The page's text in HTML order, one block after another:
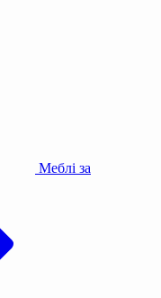
Меблі за